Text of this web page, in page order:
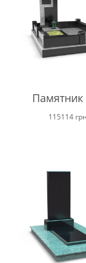
Памятник
115114 грн